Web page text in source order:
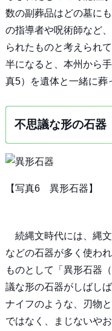
数の副葬品はどの墓に
の指導者や呪術師など
られたものと考えられ
半になると、本州から
真5）を遺体と一緒に葬
不思議な形の石器
【写真6 異形石器】
続縄文時代には、縄
などの石器が多く使わ
ものとして「異形石器
議な形の石器がしばし
ナイフのような、刃物
ではなく、まじないや